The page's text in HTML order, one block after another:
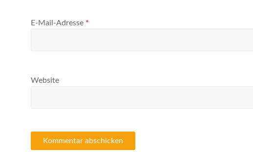
E-Mail-Adresse *
Website